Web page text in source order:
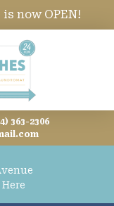
now OPEN!
363-2306
Here